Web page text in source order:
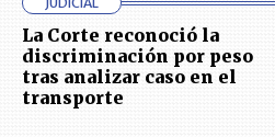
La Corte reconoció la
discriminación por peso
tras analizar caso en el
transporte